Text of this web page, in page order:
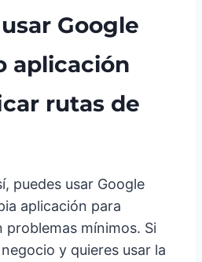
Google
aplicación
rutas de
puedes usar Google
aplicación para
mínimos. Si
y quieres usar la